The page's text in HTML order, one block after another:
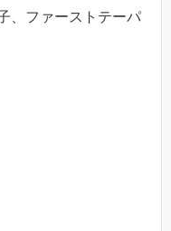
、ファーストテーパ